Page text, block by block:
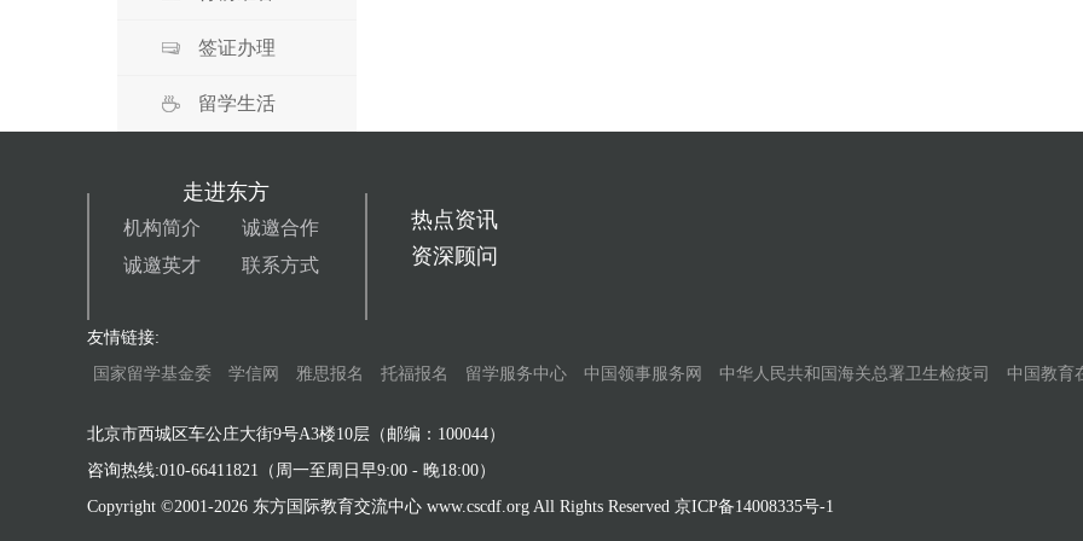
签证办理
留学生活
走进东方
机构简介
诚邀合作
诚邀英才
联系方式
热点资讯
资深顾问
友情链接:
国家留学基金委
学信网 雅思报名 托福报名 留学服务中心 中国领事服务网 中华人民共和国海关总署卫生检疫司 中国教育
北京市西城区车公庄大街9号A3楼10层（邮编：100044）
咨询热线:010-66411821（周一至周日早9:00 - 晚18:00）
Copyright ©2001-2026 东方国际教育交流中心 www.cscdf.org All Rights Reserved 京ICP备14008335号-1